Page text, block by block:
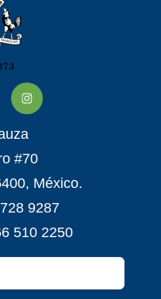
#70
México.
9287
510 2250